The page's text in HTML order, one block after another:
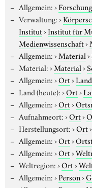
Allgemein:›
Verwaltung:›
Institut›Institut für
Medienwissenschaft›
Allgemein:›Material›
Material:›Material›
Allgemein:›Ort›Land
Land (heute):›Ort›
Allgemein:›Ort›
Aufnahmeort:›Ort›
Herstellungsort:›Ort›
Allgemein:›Ort›
Allgemein:›Ort›
Weltregion:›Ort›
Allgemein:›Person›